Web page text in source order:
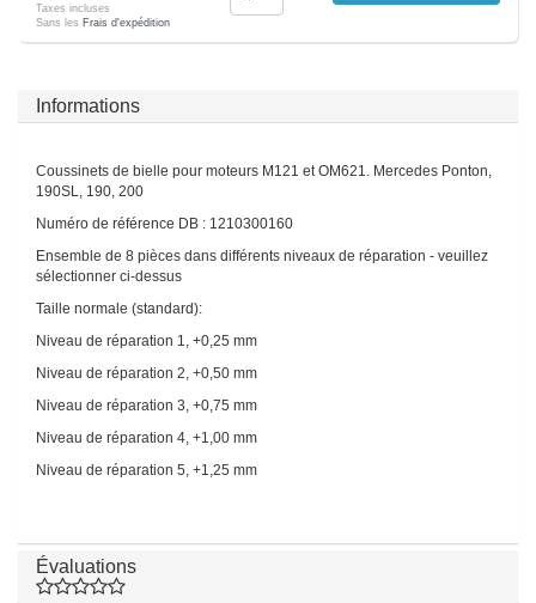
Taxes incluses
Sans les Frais d'expédition
Informations
Coussinets de bielle pour moteurs M121 et OM621. Mercedes Ponton,
190SL, 190, 200
Numéro de référence DB : 1210300160
Ensemble de 8 pièces dans différents niveaux de réparation - veuillez
sélectionner ci-dessus
Taille normale (standard):
Niveau de réparation 1, +0,25 mm
Niveau de réparation 2, +0,50 mm
Niveau de réparation 3, +0,75 mm
Niveau de réparation 4, +1,00 mm
Niveau de réparation 5, +1,25 mm
Évaluations